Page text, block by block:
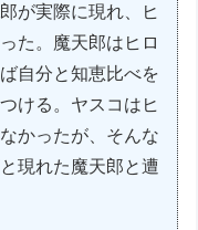
が実際に現れ、ヒ
た。魔天郎はヒロ
自分と知恵比べを
ける。ヤスコはヒ
かったが、そんな
現れた魔天郎と遭